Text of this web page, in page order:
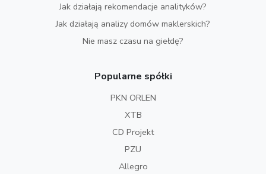
Jak działają rekomendacje analityków?
Jak działają analizy domów maklerskich?
Nie masz czasu na giełdę?
Popularne spółki
PKN ORLEN
XTB
CD Projekt
PZU
Allegro